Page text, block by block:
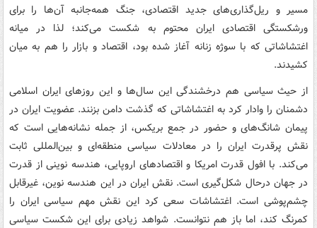
مسیر و ریل‌گذاری‌های جدید اقتصادی، جنگ همه‌جانبه آن‌ها را برای
ورشکستگی اقتصادی ایران محتوم به شکست می‌کند؛ لذا در میانه
اغتشاشاتی که با سوژه زنانه آغاز شده بود، اقتصاد و بازار را هم به میان
کشیدند.
از حیث سیاسی هم درخشندگی این سال‌ها و این روزهای ایران اسلامی
دشمنان را وادار کرد به اغتشاشاتی که گذشت دامن بزنند. عضویت ایران در
پیمان شانگ‌های و حضور در جمع بریکس، از جمله نشانه‌هایی است که
نقش پرقدرت ایران را در معادلات سیاسی منطقه‌ای و بین‌المللی ثابت
می‌کند. با افول قدرت امریکا و اقتصادهای اروپایی، هندسه نوینی از قدرت
در جهان درحال شکل‌گیری است. نقش ایران در این هندسه نوین، غیرقابل
چشم‌پوشی است. اغتشاشات سعی کرد این نقش مهم سیاسی ایران را
کمرنگ کند، اما باز هم نتوانست. شواهد زیادی برای این شکست سیاسی